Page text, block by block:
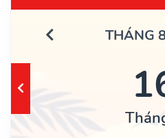
THÁNG